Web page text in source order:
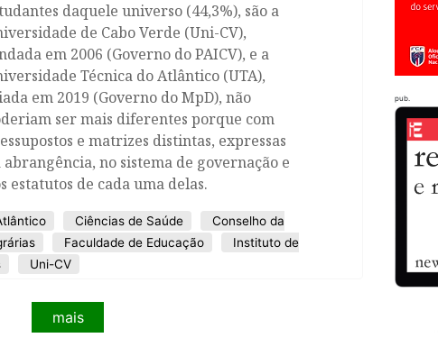
daquele universo (44,3%), são a
de Cabo Verde (Uni-CV),
em 2006 (Governo do PAICV), e a
Técnica do Atlântico (UTA),
em 2019 (Governo do MpD), não
ser mais diferentes porque com
e matrizes distintas, expressas
abrangência, no sistema de governação e
estatutos de cada uma delas.
Ciências de Saúde
Conselho da
Faculdade de Educação
Instituto de
Uni-CV
mais
pub.